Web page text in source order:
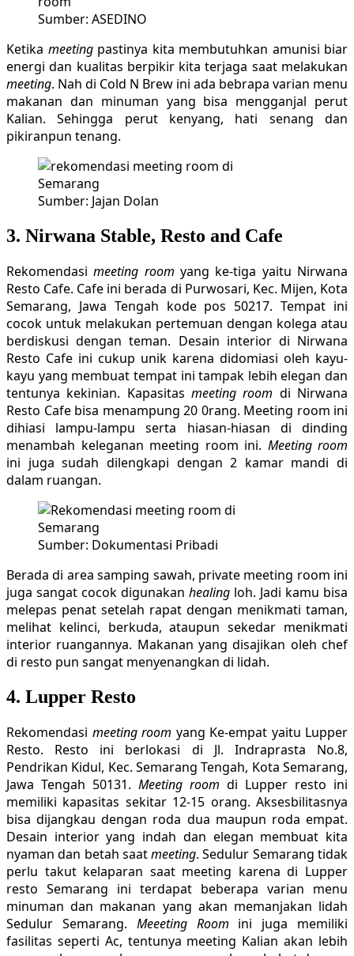
Sumber: ASEDINO
Ketika meetingpastinya kita membutuhkan amunisi biar
energi dan kualitas berpikir kita terjaga saat melakukan
meeting. Nah di Cold N Brew ini ada bebrapa varian menu
makanan dan minuman yang bisa mengganjal perut
Kalian. Sehingga perut kenyang, hati senang dan
pikiranpun tenang.
Sumber: Jajan Dolan
3. Nirwana Stable, Resto and Cafe
Rekomendasimeeting room yang ke-tiga yaitu Nirwana
Resto Cafe. Cafe ini berada di Purwosari, Kec. Mijen, Kota
Semarang, Jawa Tengah kode pos 50217. Tempat ini
cocok untuk melakukan pertemuan dengan kolega atau
berdiskusi dengan teman. Desain interior di Nirwana
Resto Cafe ini cukup unik karena didomiasi oleh kayu-
kayu yang membuat tempat ini tampak lebih elegan dan
tentunya kekinian. Kapasitas meeting room di Nirwana
Resto Cafe bisa menampung 20 0rang. Meeting room ini
dihiasi lampu-lampu serta hiasan-hiasan di dinding
menambah keleganan meeting room ini. Meeting room
ini juga sudah dilengkapi dengan 2 kamar mandi di
dalam ruangan.
Sumber: Dokumentasi Pribadi
Berada di area samping sawah, private meeting room ini
juga sangat cocok digunakan healing loh. Jadi kamu bisa
melepas penat setelah rapat dengan menikmati taman,
melihat kelinci, berkuda, ataupun sekedar menikmati
interior ruangannya. Makanan yang disajikan oleh chef
di resto pun sangat menyenangkan di lidah.
4. Lupper Resto
Rekomendasi meeting room yang Ke-empat yaitu Lupper
Resto. Resto ini berlokasi di Jl. Indraprasta No.8,
Pendrikan Kidul, Kec. Semarang Tengah, Kota Semarang,
Jawa Tengah 50131. Meeting room di Lupper resto ini
memiliki kapasitas sekitar 12-15 orang. Aksesbilitasnya
bisa dijangkau dengan roda dua maupun roda empat.
Desain interior yang indah dan elegan membuat kita
nyaman dan betah saatmeeting. Sedulur Semarang tidak
perlu takut kelaparan saat meeting karena di Lupper
resto Semarang ini terdapat beberapa varian menu
minuman dan makanan yang akan memanjakan lidah
Sedulur Semarang. Meeeting Room ini juga memiliki
fasilitas seperti Ac, tentunya meeting Kalian akan lebih